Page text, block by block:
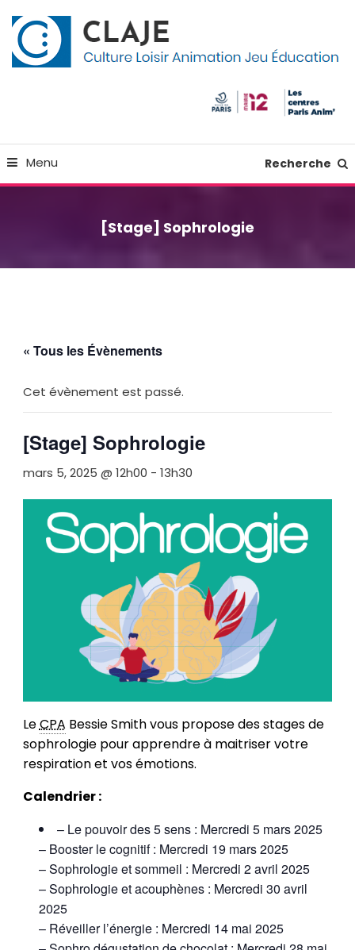
To
Content
Menu Recherche
[Stage] Sophrologie
« Tous les Évènements
Cet évènement est passé.
[Stage] Sophrologie
mars 5, 2025 @ 12h00 - 13h30
LeCPA Bessie Smith vous propose des stages de
sophrologie pour apprendre à maitriser votre
respiration et vos émotions.
Calendrier :
– Le pouvoir des 5 sens : Mercredi 5 mars 2025
– Booster le cognitif : Mercredi 19 mars 2025
– Sophrologie et sommeil : Mercredi 2 avril 2025
– Sophrologie et acouphènes : Mercredi 30 avril
2025
– Réveiller l’énergie : Mercredi 14 mai 2025